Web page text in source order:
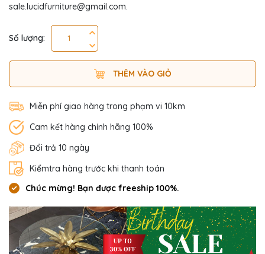
sale.lucidfurniture@gmail.com.
Số lượng:
THÊM VÀO GIỎ
Miễn phí giao hàng trong phạm vi 10km
Cam kết hàng chính hãng 100%
Đổi trả 10 ngày
Kiểmtra hàng trước khi thanh toán
Chúc mừng! Bạn được freeship 100%.